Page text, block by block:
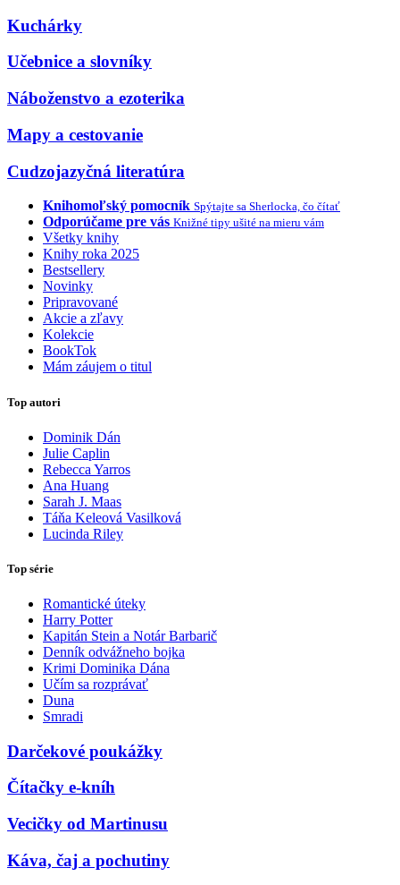
Kuchárky
Učebnice a slovníky
Náboženstvo a ezoterika
Mapy a cestovanie
Cudzojazyčná literatúra
Knihomoľský pomocník Spýtajte sa Sherlocka, čo čítať
Odporúčame pre vás Knižné tipy ušité na mieru vám
Všetky knihy
Knihy roka 2025
Bestsellery
Novinky
Pripravované
Akcie a zľavy
Kolekcie
BookTok
Mám záujem o titul
Top autori
Dominik Dán
Julie Caplin
Rebecca Yarros
Ana Huang
Sarah J. Maas
Táňa Keleová Vasilková
Lucinda Riley
Top série
Romantické úteky
Harry Potter
Kapitán Stein a Notár Barbarič
Denník odvážneho bojka
Krimi Dominika Dána
Učím sa rozprávať
Duna
Smradi
Darčekové poukážky
Čítačky e-kníh
Vecičky od Martinusu
Káva, čaj a pochutiny